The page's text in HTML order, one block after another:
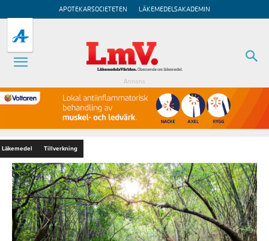
APOTEKARSOCIETETEN LÄKEMEDELSAKADEMIN
Annons
Läkemedel Tillverkning